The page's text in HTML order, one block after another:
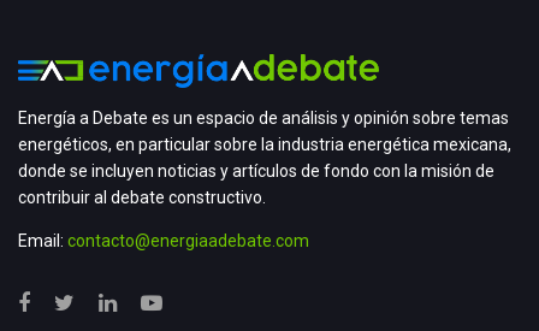
Energía a Debate es un espacio de análisis y opinión sobre temas
energéticos, en particular sobre la industria energética mexicana,
donde se incluyen noticias y artículos de fondo con la misión de
contribuir al debate constructivo.
Email: contacto@energiaadebate.com